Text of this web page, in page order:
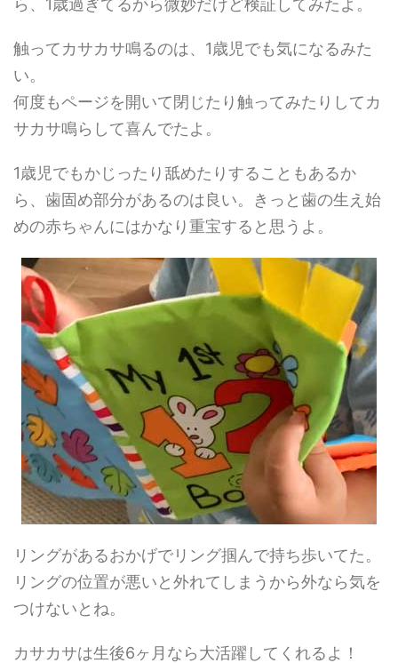
触ってカサカサ鳴るのは、1歳児でも気になるみた
い。
何度もページを開いて閉じたり触ってみたりしてカ
サカサ鳴らして喜んでたよ。
1歳児でもかじったり舐めたりすることもあるか
ら、歯固め部分があるのは良い。きっと歯の生え始
めの赤ちゃんにはかなり重宝すると思うよ。
リングがあるおかげでリング掴んで持ち歩いてた。
リングの位置が悪いと外れてしまうから外なら気を
つけないとね。
カサカサは生後6ヶ月なら大活躍してくれるよ！